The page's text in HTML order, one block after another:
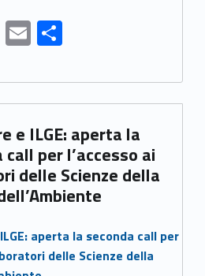
E
m
ai
l
S
h
ar
e
e ILGE: aperta la
call per l’accesso ai
delle Scienze della